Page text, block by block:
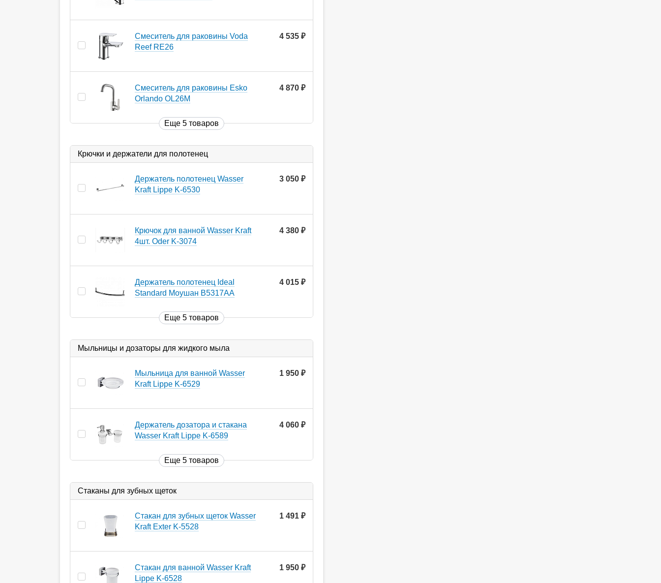
Смеситель для раковины Voda
Reef RE26
4 535
Смеситель для раковины Esko
Orlando OL26M
4 870
Еще 5 товаров
Крючки и держатели для полотенец
Держатель полотенец Wasser
Kraft Lippe K-6530
3 050
Крючок для ванной Wasser Kraft
4шт. Oder K-3074
4 380
Держатель полотенец Ideal
Standard Моушан B5317AA
4 015
Еще 5 товаров
Мыльницы и дозаторы для жидкого мыла
Мыльница для ванной Wasser
Kraft Lippe K-6529
1 950
Держатель дозатора и стакана
Wasser Kraft Lippe K-6589
4 060
Еще 5 товаров
Стаканы для зубных щеток
Стакан для зубных щеток Wasser
Kraft Exter K-5528
1 491
Стакан для ванной Wasser Kraft
Lippe K-6528
1 950